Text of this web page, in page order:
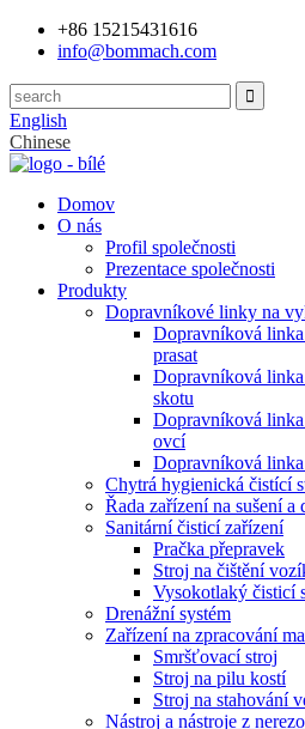
+86 15215431616
info@bommach.com
English
Chinese
Domov
O nás
Profil společnosti
Prezentace společnosti
Produkty
Dopravníkové linky na
Dopravníková linka
prasat
Dopravníková linka
skotu
Dopravníková linka
ovcí
Dopravníková
Chytrá hygienická čistící
Řada zařízení na sušení a
Sanitární čisticí zařízení
Pračka přepravek
Stroj na čištění
Vysokotlaký čisticí
Drenážní systém
Zařízení na zpracování
Smršťovací stroj
Stroj na pilu kostí
Stroj na stahování
Nástroj a nástroje z